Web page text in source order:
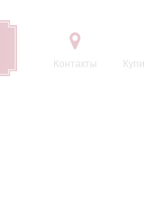
Контакты